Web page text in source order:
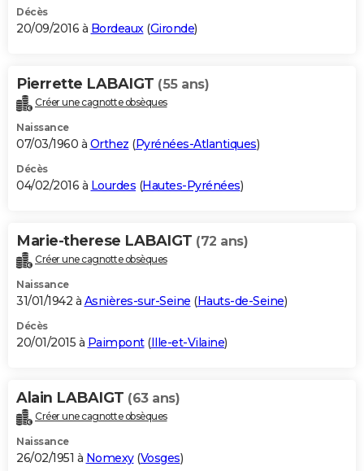
Décès
20/09/2016 à Bordeaux(Gironde)
Pierrette LABAIGT (55 ans)
Créer une cagnotte obsèques
Naissance
07/03/1960 à Orthez (Pyrénées-Atlantiques)
Décès
04/02/2016 à Lourdes (Hautes-Pyrénées)
Marie-therese LABAIGT (72 ans)
Créer une cagnotte obsèques
Naissance
31/01/1942 à Asnières-sur-Seine (Hauts-de-Seine)
Décès
20/01/2015 à Paimpont(Ille-et-Vilaine)
Alain LABAIGT (63 ans)
Créer une cagnotte obsèques
Naissance
26/02/1951 à Nomexy(Vosges)